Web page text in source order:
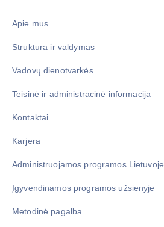
Apie mus
Struktūra ir valdymas
Vadovų dienotvarkės
Teisinė ir administracinė informacija
Kontaktai
Karjera
Administruojamos programos Lietuvoje
Įgyvendinamos programos užsienyje
Metodinė pagalba